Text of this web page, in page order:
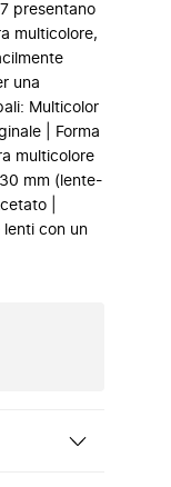
presentano
multicolore,
una
Multicolor
| Forma
multicolore
mm (lente-
|
lenti con un